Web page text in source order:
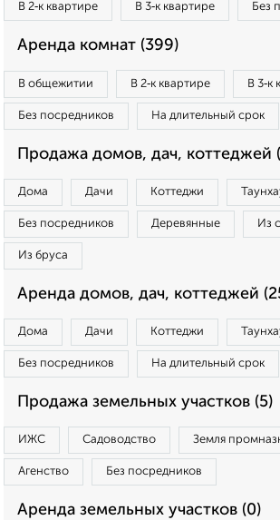
В 2‑к квартире В 3‑к квартире Без
Аренда комнат (399)
В общежитии В 2‑к квартире В 3‑к
Без посредников На длительный срок
Продажа домов, дач, коттеджей
Дома Дачи Коттеджи
Без посредников Деревянные Из
Из бруса
Аренда домов, дач, коттеджей
Дома Дачи Коттеджи
Без посредников На длительный срок
Продажа земельных участков (5)
ИЖС Садоводство Земля
Агенство Без посредников
Аренда земельных участков (0)